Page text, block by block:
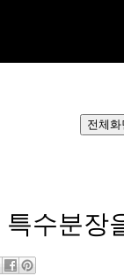
전체화
수분장